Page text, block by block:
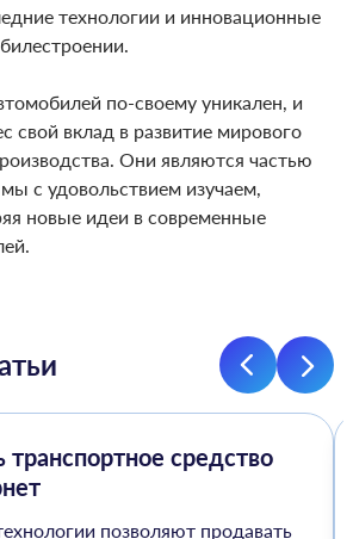
технологии и инновационные
по-своему уникален, и
свой вклад в развитие мирового
Они являются частью
с удовольствием изучаем,
новые идеи в современные
транспортное средство
позволяют продавать